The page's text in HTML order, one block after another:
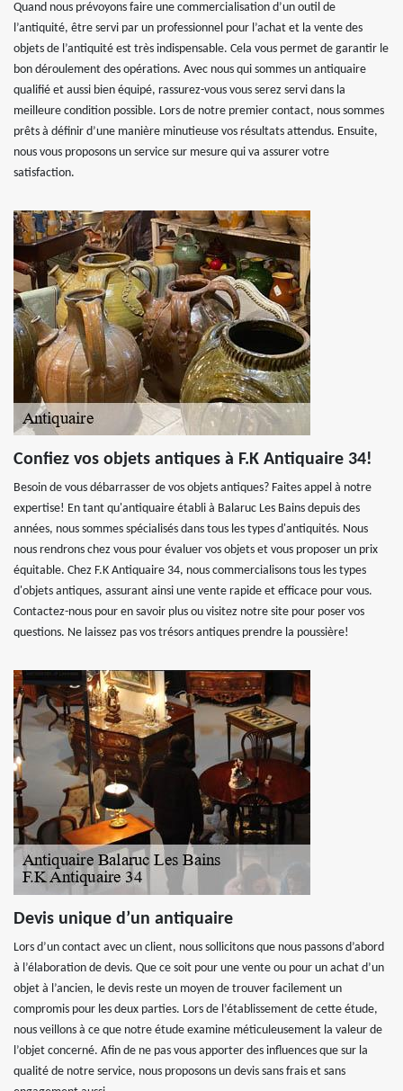
Quand nous prévoyons faire une commercialisation d’un outil de
l’antiquité, être servi par un professionnel pour l’achat et la vente des
objets de l’antiquité est très indispensable. Cela vous permet de garantir le
bon déroulement des opérations. Avec nous qui sommes un antiquaire
qualifié et aussi bien équipé, rassurez-vous vous serez servi dans la
meilleure condition possible. Lors de notre premier contact, nous sommes
prêts à définir d’une manière minutieuse vos résultats attendus. Ensuite,
nous vous proposons un service sur mesure qui va assurer votre
satisfaction.
Confiez vos objets antiques à F.K Antiquaire 34!
Besoin de vous débarrasser de vos objets antiques? Faites appel à notre
expertise! En tant qu'antiquaire établi à Balaruc Les Bains depuis des
années, nous sommes spécialisés dans tous les types d'antiquités. Nous
nous rendrons chez vous pour évaluer vos objets et vous proposer un prix
équitable. Chez F.K Antiquaire 34, nous commercialisons tous les types
d'objets antiques, assurant ainsi une vente rapide et efficace pour vous.
Contactez-nous pour en savoir plus ou visitez notre site pour poser vos
questions. Ne laissez pas vos trésors antiques prendre la poussière!
Devis unique d’un antiquaire
Lors d’un contact avec un client, nous sollicitons que nous passons d’abord
à l’élaboration de devis. Que ce soit pour une vente ou pour un achat d’un
objet à l’ancien, le devis reste un moyen de trouver facilement un
compromis pour les deux parties. Lors de l’établissement de cette étude,
nous veillons à ce que notre étude examine méticuleusement la valeur de
l’objet concerné. Afin de ne pas vous apporter des influences que sur la
qualité de notre service, nous proposons un devis sans frais et sans